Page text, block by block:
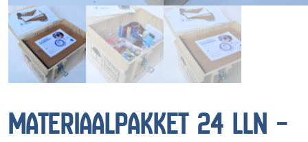
MATERIAALPAKKET 24 LLN –